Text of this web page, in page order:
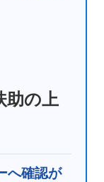
助の上
へ確認が